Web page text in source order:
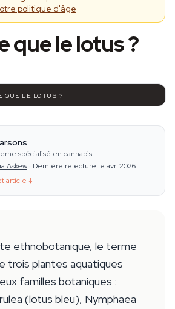
politique d'âge
que le lotus ?
QUE LE LOTUS ?
spécialisé en cannabis
Askew · Dernière relecture le avr. 2026
article ↓
ethnobotanique, le terme
trois plantes aquatiques
familles botaniques :
(lotus bleu), Nymphaea